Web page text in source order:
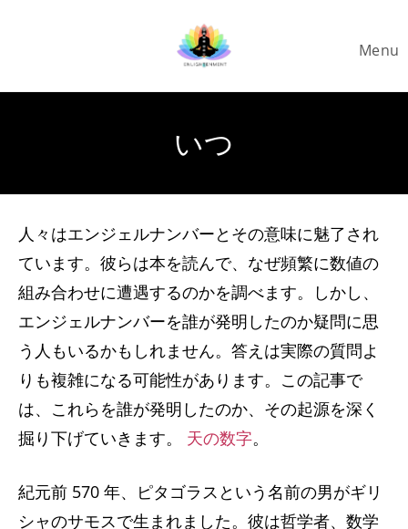
Menu
いつ
人々はエンジェルナンバーとその意味に魅了され
ています。彼らは本を読んで、なぜ頻繁に数値の
組み合わせに遭遇するのかを調べます。しかし、
エンジェルナンバーを誰が発明したのか疑問に思
う人もいるかもしれません。答えは実際の質問よ
りも複雑になる可能性があります。この記事で
は、これらを誰が発明したのか、その起源を深く
掘り下げていきます。 天の数字。
紀元前 570 年、ピタゴラスという名前の男がギリ
シャのサモスで生まれました。彼は哲学者、数学